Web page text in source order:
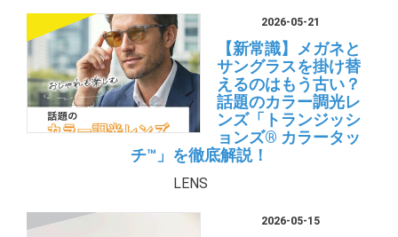
2026-05-21
【新常識】メガネと
サングラスを掛け替
えるのはもう古い？
話題のカラー調光レ
ンズ「トランジッシ
ョンズ® カラータッ
チ™」を徹底解説！
LENS
2026-05-15